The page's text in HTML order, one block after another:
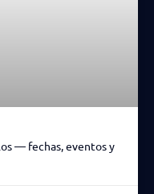
— fechas, eventos y